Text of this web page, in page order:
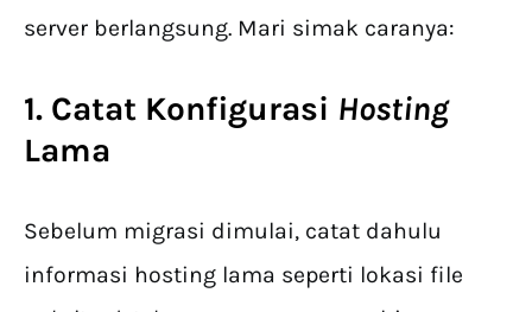
server berlangsung. Mari simak caranya:
1. Catat Konfigurasi Hosting
Lama
Sebelum migrasi dimulai, catat dahulu
informasi hosting lama seperti lokasi file